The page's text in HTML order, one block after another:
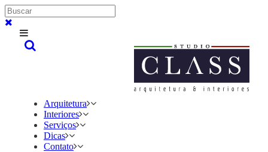
Arquitetura
Interiores
Serviços
Dicas
Contato